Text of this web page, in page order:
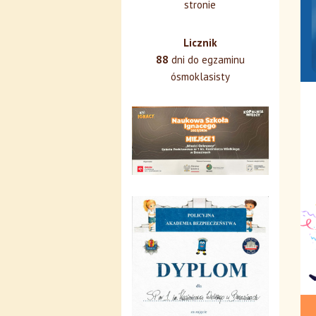
stronie
Licznik
88 dni do egzaminu
ósmoklasisty